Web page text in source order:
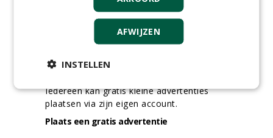
GREEN OUTLET
Iedereen kan gratis kleine advertenties
plaatsen via zijn eigen account.
Plaats een gratis advertentie
AFWIJZEN
INSTELLEN